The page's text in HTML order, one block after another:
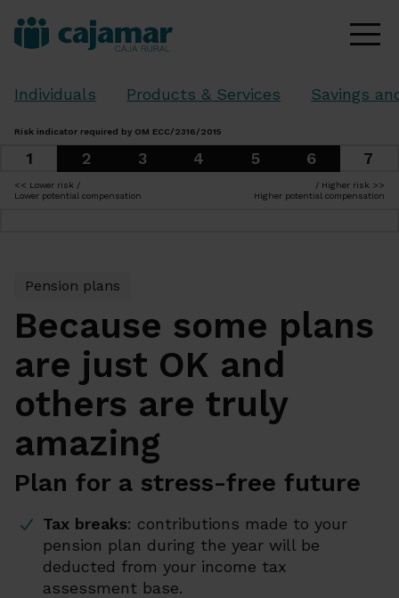
Individuals Products & Services Savings
Risk indicator required by OM ECC/2316/2015
<< Lower risk /
Lower potential compensation
1 2 3 4 5 6 7
/ Higher risk >>
Higher potential compensation
Pension plans
Because some plans
are just OK and
others are truly
amazing
Plan for a stress-free future
Tax breaks: contributions made to your
pension plan during the year will be
deducted from your income tax
assessment base.